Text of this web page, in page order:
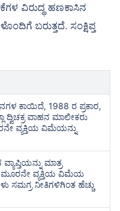
ವಿರುದ್ಧ ಹಣಕಾಸಿನ
ಬರುತ್ತದೆ. ಸಂಕ್ಷಿಪ್ತ
ಕಾಯಿದೆ, 1988 ರ ಪ್ರಕಾರ,
ದ್ವಿಚಕ್ರ ವಾಹನ ಮಾಲೀಕರು
ವ್ಯಕ್ತಿಯ ವಿಮೆಯನ್ನು
ಮಾತ್ರ
ಮೂರನೇ ವ್ಯಕ್ತಿಯ ವಿಮೆಯ
ಸಮಗ್ರ ನೀತಿಗಳಿಗಿಂತ ಹೆಚ್ಚು